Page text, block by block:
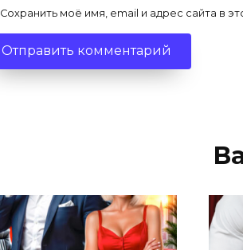
Сохранить моё имя, email и адрес сайта в